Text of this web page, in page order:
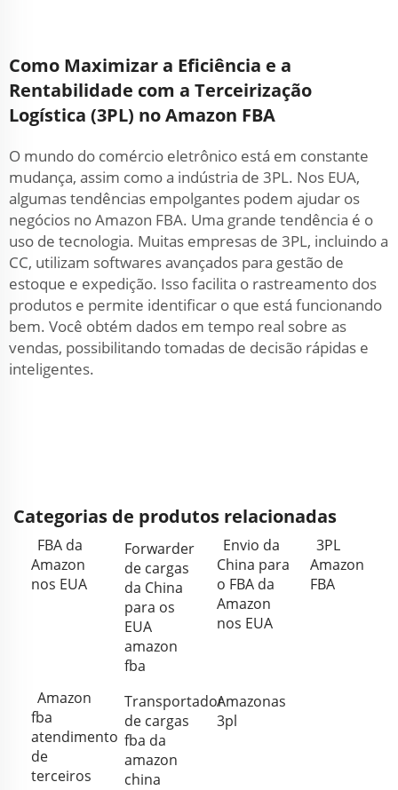
Como Maximizar a Eficiência e a
Rentabilidade com a Terceirização
Logística (3PL) no Amazon FBA
O mundo do comércio eletrônico está em constante
mudança, assim como a indústria de 3PL. Nos EUA,
algumas tendências empolgantes podem ajudar os
negócios no Amazon FBA. Uma grande tendência é o
uso de tecnologia. Muitas empresas de 3PL, incluindo a
CC, utilizam softwares avançados para gestão de
estoque e expedição. Isso facilita o rastreamento dos
produtos e permite identificar o que está funcionando
bem. Você obtém dados em tempo real sobre as
vendas, possibilitando tomadas de decisão rápidas e
inteligentes.
Categorias de produtos relacionadas
FBA da
Amazon
nos EUA
Forwarder
de cargas
da China
para os
EUA
amazon
fba
Envio da
China para
o FBA da
Amazon
nos EUA
3PL
Amazon
FBA
Amazon
fba
atendimento
de
terceiros
Transportador
de cargas
fba da
amazon
china
Amazonas
3pl